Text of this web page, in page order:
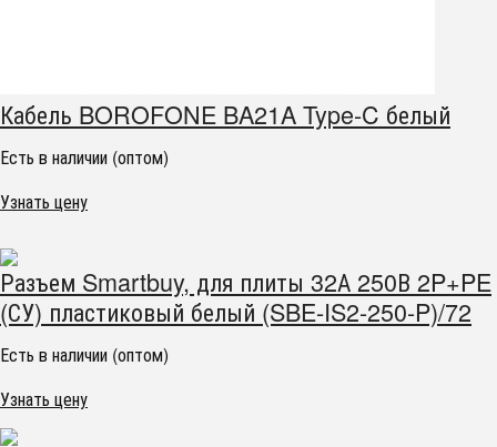
Кабель BOROFONE BA21A Type-C белый
Есть в наличии (оптом)
Узнать цену
Разъем Smartbuy, для плиты 32А 250В 2P+PE
(СУ) пластиковый белый (SBE-IS2-250-P)/72
Есть в наличии (оптом)
Узнать цену